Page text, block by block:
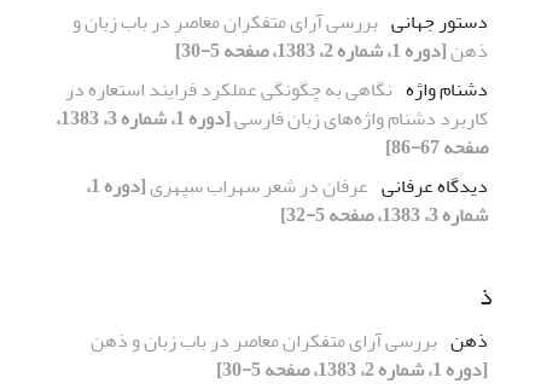
دستور جهانی بررسی آرای متفکران معاصر در باب زبان و
ذهن[دوره 1، شماره 2، 1383، صفحه 5-30]
دشنام واژه نگاهی به چگونگی عملکرد فرایند استعاره در
کاربرد دشنام واژه‌های زبان فارسی
[دوره 1، شماره 3، 1383،
صفحه 67-86]
دیدگاه عرفانی عرفان در شعر سهراب سپهری
[دوره 1،
شماره 3، 1383، صفحه 5-32]
ذ
ذهن بررسی آرای متفکران معاصر در باب زبان و ذهن
[دوره 1، شماره 2، 1383، صفحه 5-30]